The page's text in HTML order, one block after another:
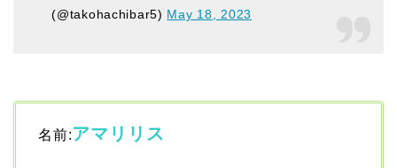
(@takohachibar5) May 18, 2023
名前:アマリリス